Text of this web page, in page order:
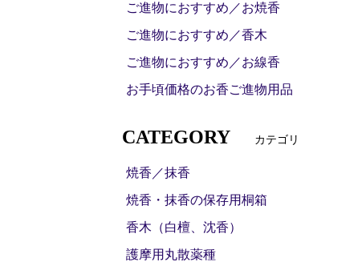
ご進物におすすめ／お焼香
ご進物におすすめ／香木
ご進物におすすめ／お線香
お手頃価格のお香ご進物用品
CATEGORY カテゴリ
焼香／抹香
焼香・抹香の保存用桐箱
香木（白檀、沈香）
護摩用丸散薬種